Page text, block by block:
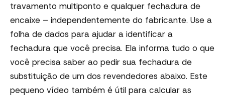
travamento multiponto e qualquer fechadura de
encaixe – independentemente do fabricante. Use a
folha de dados para ajudar a identificar a
fechadura que você precisa. Ela informa tudo o que
você precisa saber ao pedir sua fechadura de
substituição de um dos revendedores abaixo. Este
pequeno vídeo também é útil para calcular as